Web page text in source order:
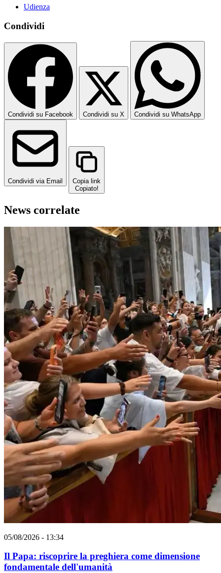
Udienza
Condividi
Condividi su Facebook Condividi su X Condividi su WhatsApp
Condividi via Email
Copia link
Copiato!
News correlate
05/08/2026 - 13:34
Il Papa: riscoprire la preghiera come dimensione
fondamentale dell'umanità